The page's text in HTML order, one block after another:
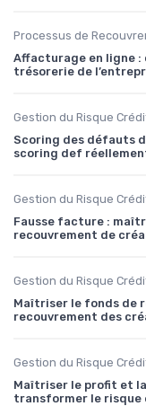
Processus de
Affacturage en ligne
trésorerie de
Gestion du Risque
Scoring des défauts
scoring def
Gestion du Risque
Fausse facture :
recouvrement de
Gestion du Risque
Maîtriser le fonds de
recouvrement des
Gestion du Risque
Maîtriser le profit et
transformer le risque